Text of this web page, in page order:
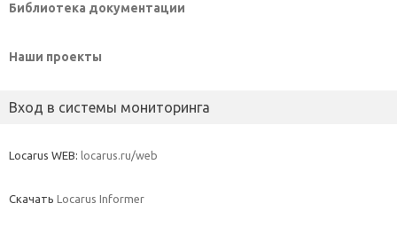
Библиотека документации
Наши проекты
Вход в системы мониторинга
Locarus WEB: locarus.ru/web
Скачать Locarus Informer